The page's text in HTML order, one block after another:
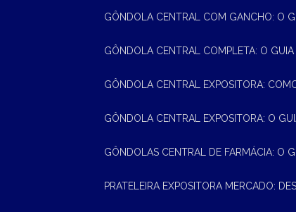
GÔNDOLA CENTRAL COM GANCHO: O
GÔNDOLA CENTRAL COMPLETA: O
GÔNDOLA CENTRAL EXPOSITORA:
GÔNDOLA CENTRAL EXPOSITORA: O
GÔNDOLAS CENTRAL DE FARMÁCIA: O
PRATELEIRA EXPOSITORA MERCADO: